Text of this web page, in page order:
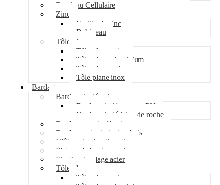
Bandeau Cellulaire
Zinc
Feuille de zinc
Bobineau
Tôle plane
Tôle plane acier
Tôle plane aluminium
Tôle plane galva
Tôle plane inox
Bardage
Bardage isolé acier
Bardage isolé mousse PU
Bardage isolé laine de roche
Bardage non isolé acier
Bardage acier imitation bois
Clôture de chantier acier
Plateau de bardage acier
Fixation bardage acier
Tôle plane
Tôle plane acier